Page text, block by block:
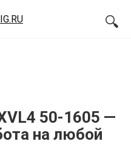
50-1605 —
на любой